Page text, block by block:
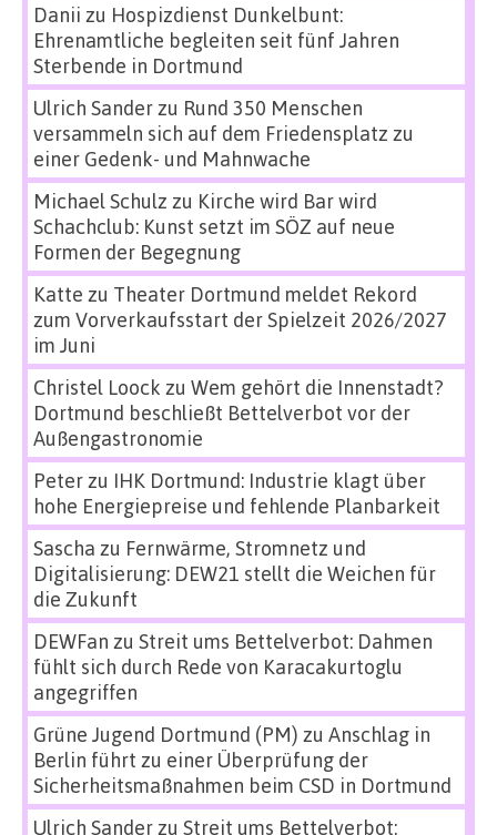
Danii zu Hospizdienst Dunkelbunt:
Ehrenamtliche begleiten seit fünf Jahren
Sterbende in Dortmund
Ulrich Sanderzu Rund 350 Menschen
versammeln sich auf dem Friedensplatz zu
einer Gedenk- und Mahnwache
Michael Schulz zu Kirche wird Bar wird
Schachclub: Kunst setzt im SÖZ auf neue
Formen der Begegnung
Katte zu Theater Dortmund meldet Rekord
zum Vorverkaufsstart der Spielzeit 2026/2027
im Juni
Christel Loock zu Wem gehört die Innenstadt?
Dortmund beschließt Bettelverbot vor der
Außengastronomie
Peterzu IHK Dortmund: Industrie klagt über
hohe Energiepreise und fehlende Planbarkeit
Sascha zu Fernwärme, Stromnetz und
Digitalisierung: DEW21 stellt die Weichen für
die Zukunft
DEWFan zu Streit ums Bettelverbot: Dahmen
fühlt sich durch Rede von Karacakurtoglu
angegriffen
Grüne Jugend Dortmund (PM) zu Anschlag in
Berlin führt zu einer Überprüfung der
Sicherheitsmaßnahmen beim CSD in Dortmund
Ulrich Sanderzu Streit ums Bettelverbot: